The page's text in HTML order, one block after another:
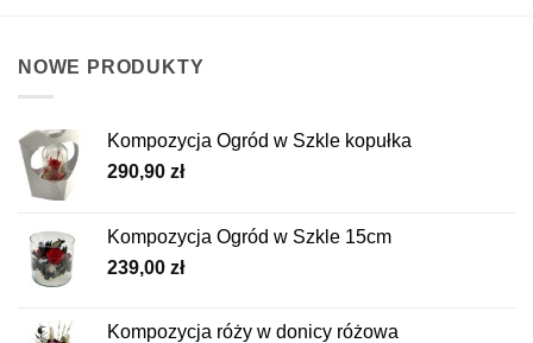
NOWE PRODUKTY
Kompozycja Ogród w Szkle kopułka
290,90 zł
Kompozycja Ogród w Szkle 15cm
239,00 zł
Kompozycja róży w donicy różowa